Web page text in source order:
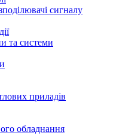
сигналу
та системи
приладів
обладнання